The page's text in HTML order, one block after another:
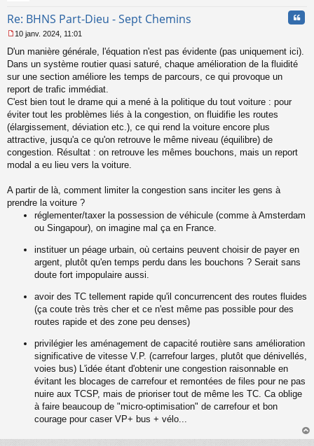
Re: BHNS Part-Dieu - Sept Chemins
e
s
g
e
n
o
n
u
10 janv. 2024, 11:01
D'un manière générale, l'équation n'est pas évidente (pas uniquement ici).
Dans un système routier quasi saturé, chaque amélioration de la fluidité
sur une section améliore les temps de parcours, ce qui provoque un
report de trafic immédiat.
C'est bien tout le drame qui a mené à la politique du tout voiture : pour
éviter tout les problèmes liés à la congestion, on fluidifie les routes
(élargissement, déviation etc.), ce qui rend la voiture encore plus
attractive, jusqu'a ce qu'on retrouve le même niveau (équilibre) de
congestion. Résultat : on retrouve les mêmes bouchons, mais un report
modal a eu lieu vers la voiture.
A partir de là, comment limiter la congestion sans inciter les gens à
prendre la voiture ?
réglementer/taxer la possession de véhicule (comme à Amsterdam
ou Singapour), on imagine mal ça en France.
instituer un péage urbain, où certains peuvent choisir de payer en
argent, plutôt qu'en temps perdu dans les bouchons ? Serait sans
doute fort impopulaire aussi.
avoir des TC tellement rapide qu'il concurrencent des routes fluides
(ça coute très très cher et ce n'est même pas possible pour des
routes rapide et des zone peu denses)
privilégier les aménagement de capacité routière sans amélioration
significative de vitesse V.P. (carrefour larges, plutôt que dénivellés,
voies bus) L'idée étant d'obtenir une congestion raisonnable en
évitant les blocages de carrefour et remontées de files pour ne pas
nuire aux TCSP, mais de prioriser tout de même les TC. Ca oblige
à faire beaucoup de "micro-optimisation" de carrefour et bon
courage pour caser VP+ bus + vélo...
au